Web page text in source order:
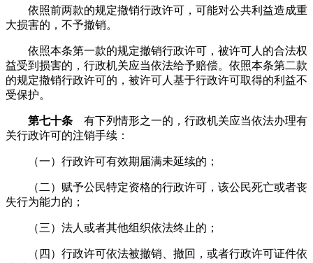
依照前两款的规定撤销行政许可，可能对公共利益造成重
大损害的，不予撤销。
依照本条第一款的规定撤销行政许可，被许可人的合法权
益受到损害的，行政机关应当依法给予赔偿。依照本条第二款
的规定撤销行政许可的，被许可人基于行政许可取得的利益不
受保护。
第七十条 有下列情形之一的，行政机关应当依法办理有
关行政许可的注销手续：
（一）行政许可有效期届满未延续的；
（二）赋予公民特定资格的行政许可，该公民死亡或者丧
失行为能力的；
（三）法人或者其他组织依法终止的；
（四）行政许可依法被撤销、撤回，或者行政许可证件依